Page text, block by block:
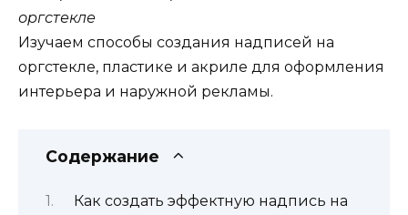
оргстекле
Изучаем способы создания надписей на
оргстекле, пластике и акриле для оформления
интерьера и наружной рекламы.
Содержание
Как создать эффектную надпись на